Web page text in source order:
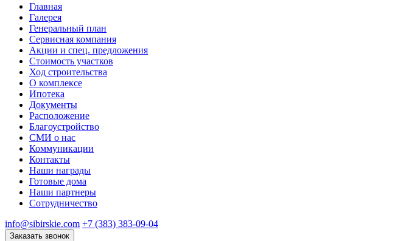
Главная
Галерея
Генеральный план
Сервисная компания
Акции и спец. предложения
Стоимость участков
Ход строительства
О комплексе
Ипотека
Документы
Расположение
Благоустройство
СМИ о нас
Коммуникации
Контакты
Наши награды
Готовые дома
Наши партнеры
Сотрудничество
info@sibirskie.com +7 (383) 383-09-04
Заказать звонок